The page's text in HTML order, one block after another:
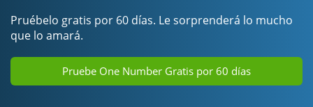
Pruébelo gratis por 60 días. Le sorprenderá lo mucho
que lo amará.
Pruebe One Number Gratis por 60 días